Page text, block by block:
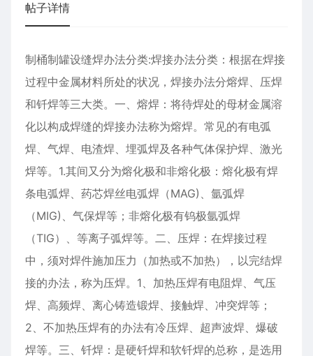
帖子详情
制桶制罐设缝焊办法分类:焊接办法分类：根据在焊接
过程中金属材料所处的状况，焊接办法分熔焊、压焊
和钎焊等三大类。一、熔焊：将待焊处的母材金属溶
化以构成焊缝的焊接办法称为熔焊。常见的有电弧
焊、气焊、电渣焊、埋弧焊及各种气体保护焊、激光
焊等。1.其间又分为熔化极和非熔化极：熔化极有焊
条电弧焊、药芯焊丝电弧焊（MAG)、氩弧焊
（MIG)、气保焊等；非熔化极有钨极氩弧焊
（TIG）、等离子弧焊等。二、压焊：在焊接过程
中，须对焊件施加压力（加热或不加热），以完结焊
接的办法，称为压焊。1、加热压焊有电阻焊、气压
焊、高频焊、离心铸造锻焊、接触焊、冲突焊等；
2、不加热压焊有的办法有冷压焊、超声波焊、爆破
焊等。三、钎焊：是硬钎焊和软钎焊的总称，是选用